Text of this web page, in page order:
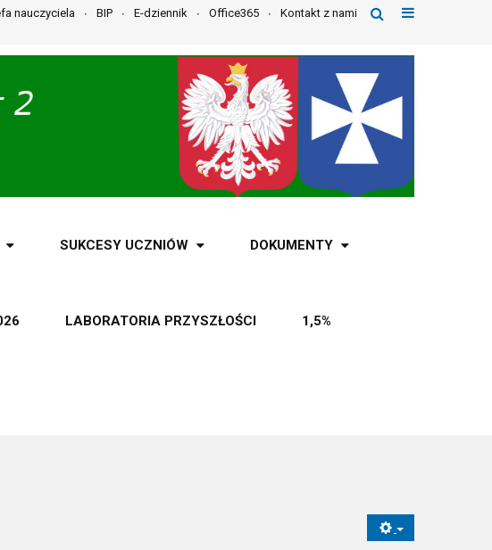
nauczyciela BIP E-dziennik Office365 Kontakt z nami
SUKCESY UCZNIÓW DOKUMENTY
LABORATORIA PRZYSZŁOŚCI 1,5%